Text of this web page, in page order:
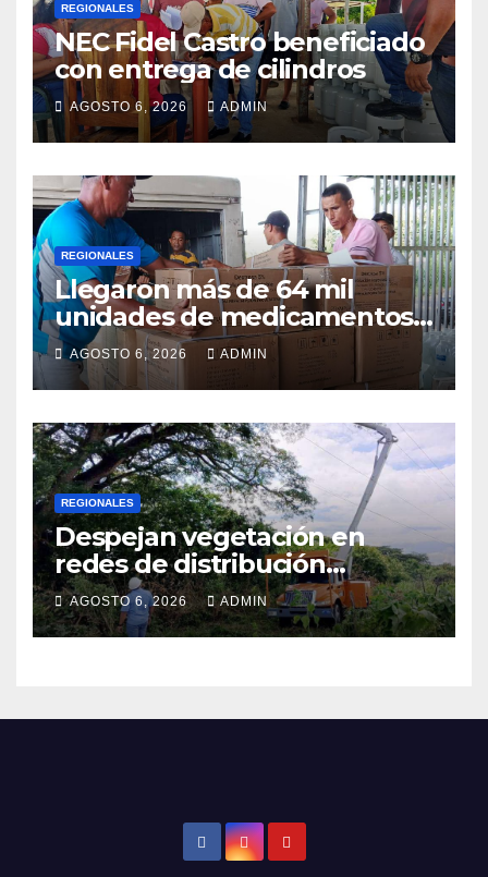
REGIONALES
NEC Fidel Castro beneficiado
con entrega de cilindros
AGOSTO 6, 2026 ADMIN
REGIONALES
Llegaron más de 64 mil
unidades de medicamentos
e insumos
AGOSTO 6, 2026 ADMIN
REGIONALES
Despejan vegetación en
redes de distribución
eléctrica
AGOSTO 6, 2026 ADMIN